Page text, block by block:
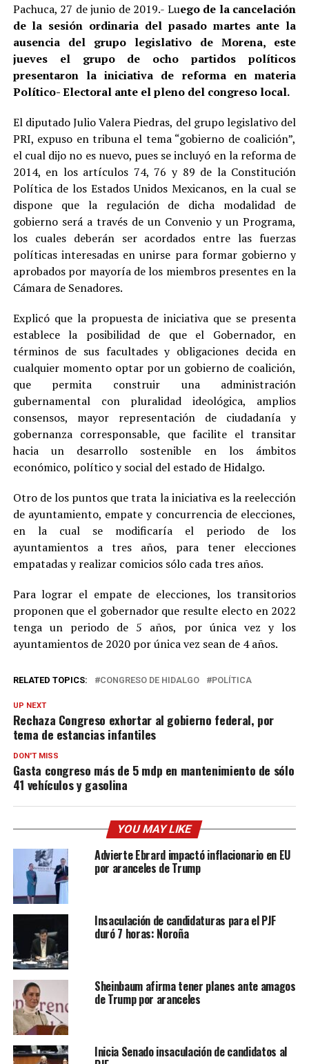
Pachuca, 27 de junio de 2019.- Luego de la cancelación
de la sesión ordinaria del pasado martes ante la
ausencia del grupo legislativo de Morena, este
jueves el grupo de ocho partidos políticos
presentaron la iniciativa de reforma en materia
Político- Electoral ante el pleno del congreso local.
El diputado Julio Valera Piedras, del grupo legislativo del
PRI, expuso en tribuna el tema “gobierno de coalición”,
el cual dijo no es nuevo, pues se incluyó en la reforma de
2014, en los artículos 74, 76 y 89 de la Constitución
Política de los Estados Unidos Mexicanos, en la cual se
dispone que la regulación de dicha modalidad de
gobierno será a través de un Convenio y un Programa,
los cuales deberán ser acordados entre las fuerzas
políticas interesadas en unirse para formar gobierno y
aprobados por mayoría de los miembros presentes en la
Cámara de Senadores.
Explicó que la propuesta de iniciativa que se presenta
establece la posibilidad de que el Gobernador, en
términos de sus facultades y obligaciones decida en
cualquier momento optar por un gobierno de coalición,
que permita construir una administración
gubernamental con pluralidad ideológica, amplios
consensos, mayor representación de ciudadanía y
gobernanza corresponsable, que facilite el transitar
hacia un desarrollo sostenible en los ámbitos
económico, político y social del estado de Hidalgo.
Otro de los puntos que trata la iniciativa es la reelección
de ayuntamiento, empate y concurrencia de elecciones,
en la cual se modificaría el periodo de los
ayuntamientos a tres años, para tener elecciones
empatadas y realizar comicios sólo cada tres años.
Para lograr el empate de elecciones, los transitorios
proponen que el gobernador que resulte electo en 2022
tenga un periodo de 5 años, por única vez y los
ayuntamientos de 2020 por única vez sean de 4 años.
RELATED TOPICS: CONGRESO DE HIDALGO POLÍTICA
UP NEXT
Rechaza Congreso exhortar al gobierno federal, por
tema de estancias infantiles
DON'T MISS
Gasta congreso más de 5 mdp en mantenimiento de sólo
41 vehículos y gasolina
YOU MAY LIKE
Advierte Ebrard impactó inflacionario en EU
por aranceles de Trump
Insaculación de candidaturas para el PJF
duró 7 horas: Noroña
Sheinbaum afirma tener planes ante amagos
de Trump por aranceles
Inicia Senado insaculación de candidatos al